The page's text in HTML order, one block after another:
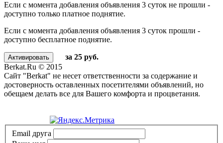
Если с момента добавления объявления 3 суток не прошли -
доступно только платное поднятие.
Если с момента добавления объявления 3 суток прошли -
доступно бесплатное поднятие.
за 25 руб.
Berkat.Ru © 2015
Сайт "Berkat" не несет ответственности за содержание и
достоверность оставленных посетителями объявлений, но
обещаем делать все для Вашего комфорта и процветания.
Email друга